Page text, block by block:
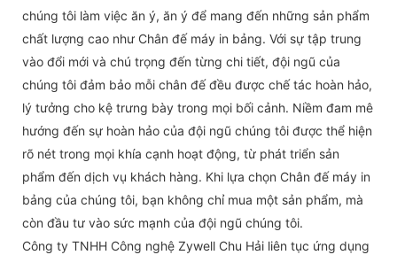
chúng tôi làm việc ăn ý, ăn ý để mang đến những sản phẩm
chất lượng cao như Chân đế máy in bảng. Với sự tập trung
vào đổi mới và chú trọng đến từng chi tiết, đội ngũ của
chúng tôi đảm bảo mỗi chân đế đều được chế tác hoàn hảo,
lý tưởng cho kệ trưng bày trong mọi bối cảnh. Niềm đam mê
hướng đến sự hoàn hảo của đội ngũ chúng tôi được thể hiện
rõ nét trong mọi khía cạnh hoạt động, từ phát triển sản
phẩm đến dịch vụ khách hàng. Khi lựa chọn Chân đế máy in
bảng của chúng tôi, bạn không chỉ mua một sản phẩm, mà
còn đầu tư vào sức mạnh của đội ngũ chúng tôi.
Công ty TNHH Công nghệ Zywell Chu Hải liên tục ứng dụng